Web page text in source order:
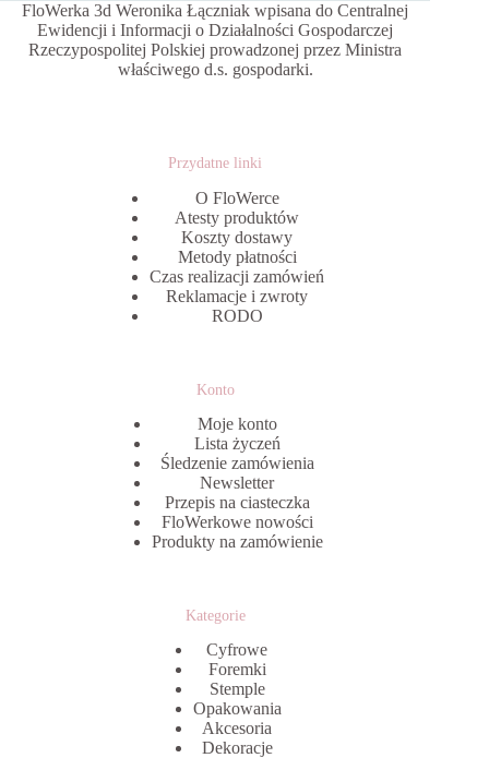
FloWerka 3d Weronika Łączniak wpisana do Centralnej
Ewidencji i Informacji o Działalności Gospodarczej
Rzeczypospolitej Polskiej prowadzonej przez Ministra
właściwego d.s. gospodarki.
Przydatne linki
O FloWerce
Atesty produktów
Koszty dostawy
Metody płatności
Czas realizacji zamówień
Reklamacje i zwroty
RODO
Konto
Moje konto
Lista życzeń
Śledzenie zamówienia
Newsletter
Przepis na ciasteczka
FloWerkowe nowości
Produkty na zamówienie
Kategorie
Cyfrowe
Foremki
Stemple
Opakowania
Akcesoria
Dekoracje